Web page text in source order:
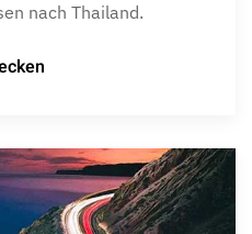
nach Thailand.